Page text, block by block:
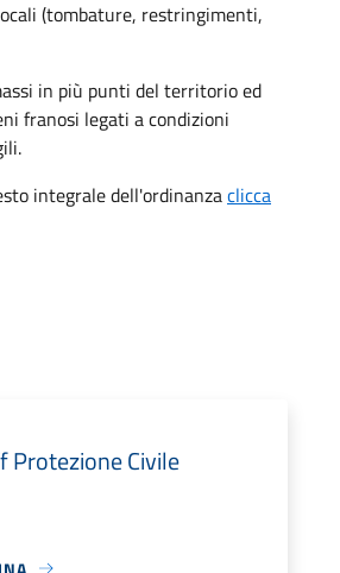
(tombature, restringimenti,
in più punti del territorio ed
franosi legati a condizioni
integrale dell'ordinanzaclicca
Protezione Civile